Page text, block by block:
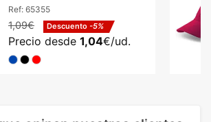
Ref: 65355
1,09€ Descuento -5%
Precio desde 1,04€/ud.